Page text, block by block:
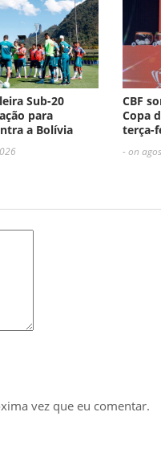
Sub-20
para
a Bolívia
CBF
Copa
terça-
- on
vez que eu comentar.